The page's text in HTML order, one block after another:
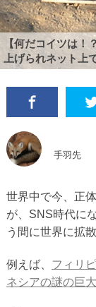
【何だコイツは
上げられネット上
手羽先
世界中で今、正
が、SNS時代に
う間に世界に拡
例えば、 フィリ
ネシアの謎の巨